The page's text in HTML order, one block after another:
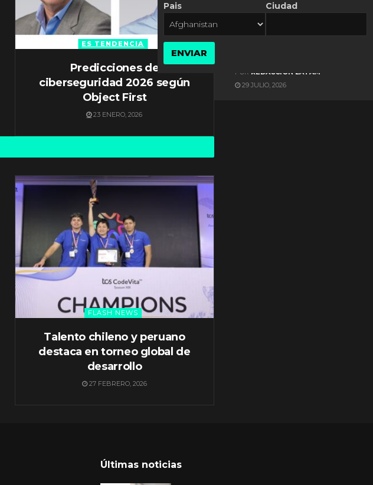
ES TENDENCIA
Predicciones de
ciberseguridad 2026 según
Object First
23 ENERO, 2026
FLASH NEWS
Talento chileno y peruano
destaca en torneo global de
desarrollo
27 FEBRERO, 2026
ES NOTICIA
POR REDACCIÓN LATAM
29 JULIO, 2026
Últimas noticias
Pais Ciudad
ENVIAR